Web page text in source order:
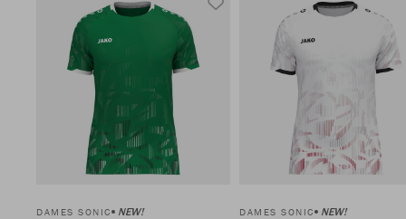
DAMES SONIC NEW! DAMES SONIC NEW!